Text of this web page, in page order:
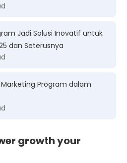
Jadi Solusi Inovatif untuk
dan Seterusnya
Program dalam
growth your